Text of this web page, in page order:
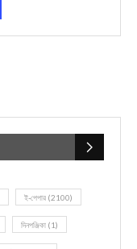
ই-পেপার (2100)
দিনপঞ্জিকা (1)